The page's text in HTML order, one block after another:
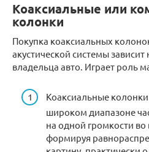
Коаксиальные или
колонки
Покупка коаксиальных
акустической системы
владельца авто. Играет роль
Коаксиальные
широком диапазоне
на одной громкости во
формируя